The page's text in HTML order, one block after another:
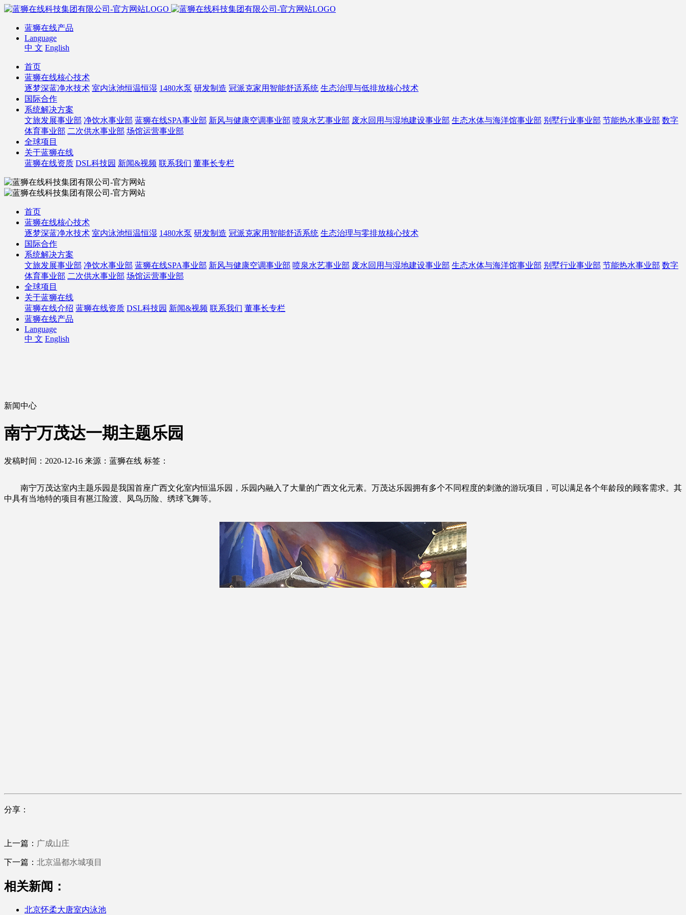
蓝狮在线产品
Language
中 文 English
首页
蓝狮在线核心技术
逐梦深蓝净水技术 室内泳池恒温恒湿 1480水泵 研发制造 冠派克家用智能舒适系统 生态治理与低排放核心技术
国际合作
系统解决方案
文旅发展事业部 净饮水事业部 蓝狮在线SPA事业部 新风与健康空调事业部 喷泉水艺事业部 废水回用与湿地建设事业部 生态水体与海洋馆事业部 别墅行业事业部 节能热水事业部 数字
体育事业部 二次供水事业部 场馆运营事业部
全球项目
关于蓝狮在线
蓝狮在线资质 DSL科技园 新闻&视频 联系我们 董事长专栏
首页
蓝狮在线核心技术
逐梦深蓝净水技术 室内泳池恒温恒湿 1480水泵 研发制造 冠派克家用智能舒适系统 生态治理与零排放核心技术
国际合作
系统解决方案
文旅发展事业部 净饮水事业部 蓝狮在线SPA事业部 新风与健康空调事业部 喷泉水艺事业部 废水回用与湿地建设事业部 生态水体与海洋馆事业部 别墅行业事业部 节能热水事业部 数字
体育事业部 二次供水事业部 场馆运营事业部
全球项目
关于蓝狮在线
蓝狮在线介绍 蓝狮在线资质 DSL科技园 新闻&视频 联系我们 董事长专栏
蓝狮在线产品
Language
中 文 English
新闻中心
南宁万茂达一期主题乐园
发稿时间：2020-12-16 来源：蓝狮在线 标签：
南宁万茂达室内主题乐园是我国首座广西文化室内恒温乐园，乐园内融入了大量的广西文化元素。万茂达乐园拥有多个不同程度的刺激的游玩项目，可以满足各个年龄段的顾客需求。其
中具有当地特的项目有邕江险渡、凤鸟历险、绣球飞舞等。
分享：
上一篇： 广成山庄
下一篇： 北京温都水城项目
相关新闻：
北京怀柔大唐室内泳池